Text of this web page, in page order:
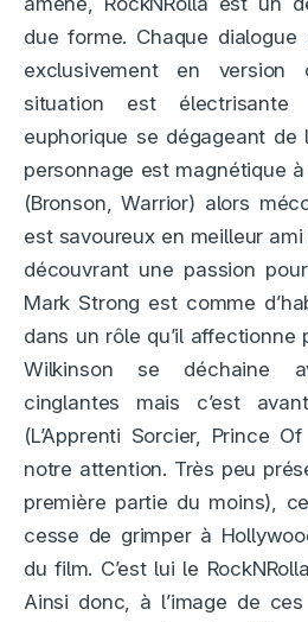
due forme. Chaque
exclusivement en version
situation est
euphorique se dégageant de
personnage est magnétique
(Bronson, Warrior) alors
est savoureux en meilleur
découvrant une passion
Mark Strong est comme
dans un rôle qu’il affectionne
Wilkinson se déchaine
cinglantes mais c’est
(L’Apprenti Sorcier, Prince
notre attention. Très peu
première partie du moins),
cesse de grimper à
du film. C’est lui le
Ainsi donc, à l’image de